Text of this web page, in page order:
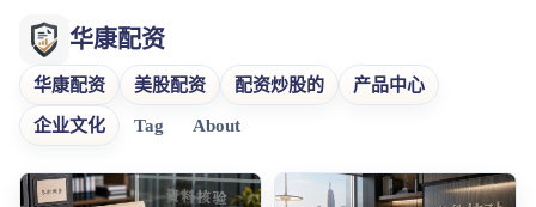
华康配资
华康配资 美股配资 配资炒股的 产品中心
企业文化 Tag About